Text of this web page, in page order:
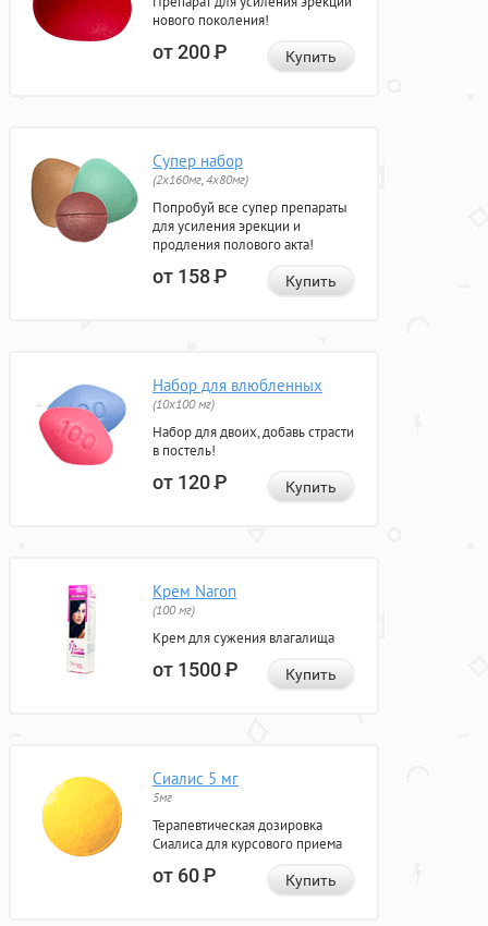
нового поколения!
от 200Р Купить
Супер набор
(2х160мг, 4х80мг)
Попробуй все супер препараты
для усиления эрекции и
продления полового акта!
от 158Р Купить
Набор для влюбленных
(10х100 мг)
Набор для двоих, добавь страсти
в постель!
от 120Р Купить
Крем Naron
(100 мг)
Крем для сужения влагалища
от 1500Р Купить
Сиалис 5 мг
5мг
Терапевтическая дозировка
Сиалиса для курсового приема
от 60Р Купить